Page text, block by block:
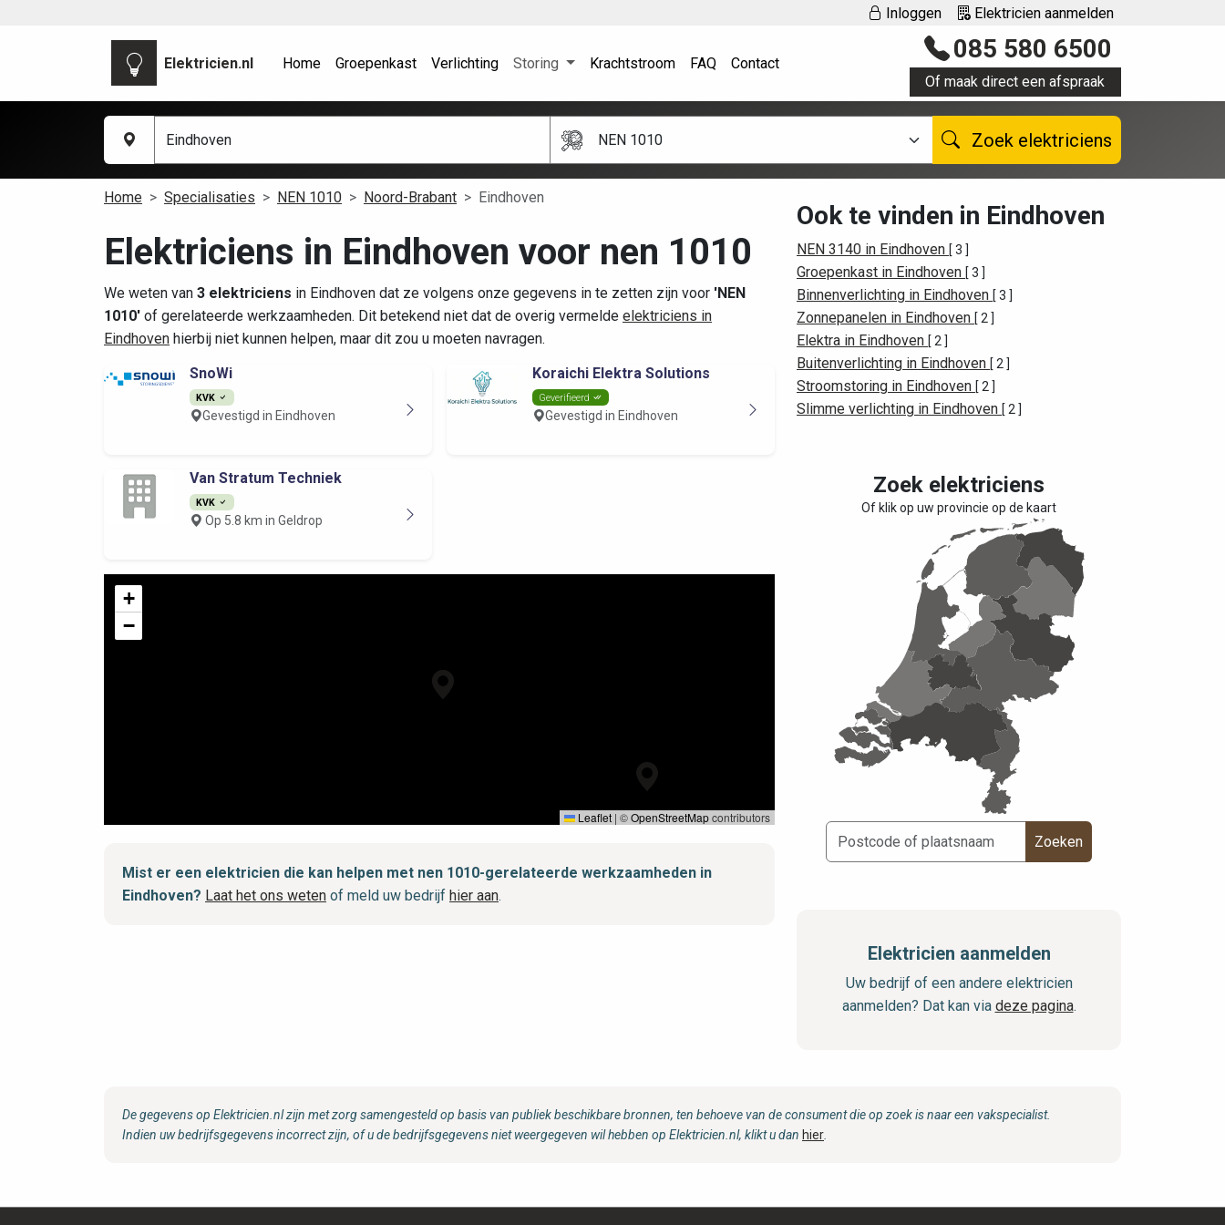
Inloggen Elektricien aanmelden
Elektricien.nl Home Groepenkast Verlichting Storing Krachtstroom FAQ Contact 085 580 6500
Of maak direct een afspraak
NEN 1010 Zoek elektriciens
Home Specialisaties NEN 1010 Noord-Brabant Eindhoven
Elektriciens in Eindhoven voor nen 1010
We weten van 3 elektriciens in Eindhoven dat ze volgens onze gegevens in te zetten zijn voor 'NEN
1010' of gerelateerde werkzaamheden. Dit betekend niet dat de overig vermelde elektriciens in
Eindhoven hierbij niet kunnen helpen, maar dit zou u moeten navragen.
SnoWi
KVK
Gevestigd in Eindhoven
Koraichi Elektra Solutions
Geverifieerd
Gevestigd in Eindhoven
Van Stratum Techniek
KVK
Op 5.8 km in Geldrop
+
−
Leaflet | ©OpenStreetMapcontributors
Mist er een elektricien die kan helpen met nen 1010-gerelateerde werkzaamheden in
Eindhoven? Laat het ons weten of meld uw bedrijf hier aan.
Ook te vinden in Eindhoven
NEN 3140 in Eindhoven [ 3 ]
Groepenkast in Eindhoven [ 3 ]
Binnenverlichting in Eindhoven [ 3 ]
Zonnepanelen in Eindhoven [ 2 ]
Elektra in Eindhoven [ 2 ]
Buitenverlichting in Eindhoven [ 2 ]
Stroomstoring in Eindhoven [ 2 ]
Slimme verlichting in Eindhoven [ 2 ]
Zoek elektriciens
Of klik op uw provincie op de kaart
Zoeken
Elektricien aanmelden
Uw bedrijf of een andere elektricien
aanmelden? Dat kan via deze pagina.
De gegevens op Elektricien.nl zijn met zorg samengesteld op basis van publiek beschikbare bronnen, ten behoeve van de consument die op zoek is naar een vakspecialist.
Indien uw bedrijfsgegevens incorrect zijn, of u de bedrijfsgegevens niet weergegeven wil hebben op Elektricien.nl, klikt u dan hier